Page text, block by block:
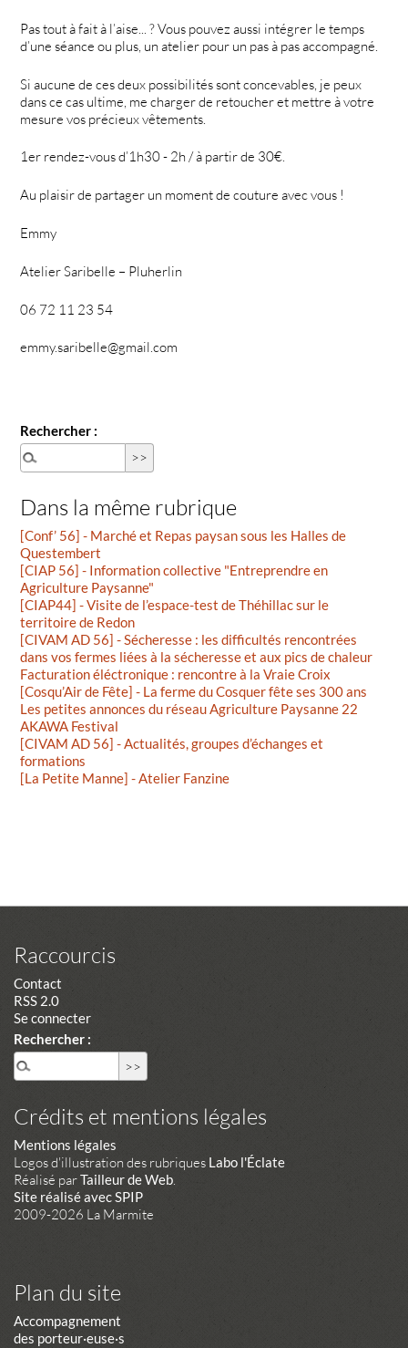
Pas tout à fait à l’aise... ? Vous pouvez aussi intégrer le temps
d’une séance ou plus, un atelier pour un pas à pas accompagné.
Si aucune de ces deux possibilités sont concevables, je peux
dans ce cas ultime, me charger de retoucher et mettre à votre
mesure vos précieux vêtements.
1er rendez-vous d’1h30 - 2h / à partir de 30€.
Au plaisir de partager un moment de couture avec vous !
Emmy
Atelier Saribelle – Pluherlin
06 72 11 23 54
emmy.saribelle@gmail.com
Rechercher :
Dans la même rubrique
[Conf’ 56] - Marché et Repas paysan sous les Halles de
Questembert
[CIAP 56] - Information collective "Entreprendre en
Agriculture Paysanne"
[CIAP44] - Visite de l’espace-test de Théhillac sur le
territoire de Redon
[CIVAM AD 56] - Sécheresse : les difficultés rencontrées
dans vos fermes liées à la sécheresse et aux pics de chaleur
Facturation éléctronique : rencontre à la Vraie Croix
[Cosqu’Air de Fête] - La ferme du Cosquer fête ses 300 ans
Les petites annonces du réseau Agriculture Paysanne 22
AKAWA Festival
[CIVAM AD 56] - Actualités, groupes d’échanges et
formations
[La Petite Manne] - Atelier Fanzine
Raccourcis
Contact
RSS 2.0
Se connecter
Rechercher :
Crédits et mentions légales
Mentions légales
Logos d'illustration des rubriques Labo l'Éclate
Réalisé parTailleur de Web.
Site réalisé avec SPIP
2009-2026 La Marmite
Plan du site
Accompagnement
des porteur·euse·s